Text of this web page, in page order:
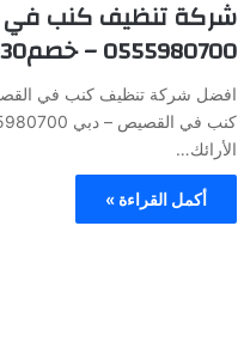
شركة تنظيف كنب
0555980700 – خصم30%
افضل شركة تنظيف كنب في
الأرائك…
أكمل القراءة »